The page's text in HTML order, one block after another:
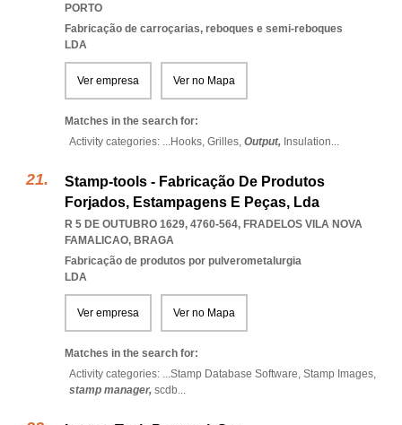
PORTO
Fabricação de carroçarias, reboques e semi-reboques
LDA
Ver empresa Ver no Mapa
Matches in the search for:
Activity categories: ...Hooks, Grilles, Output, Insulation...
Stamp-tools - Fabricação De Produtos
Forjados, Estampagens E Peças, Lda
R 5 DE OUTUBRO 1629, 4760-564, FRADELOS VILA NOVA
FAMALICAO, BRAGA
Fabricação de produtos por pulverometalurgia
LDA
Ver empresa Ver no Mapa
Matches in the search for:
Activity categories: ...Stamp Database Software, Stamp Images,
stamp manager, scdb...